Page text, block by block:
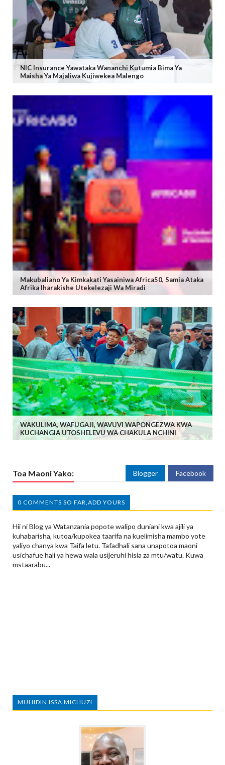
NIC Insurance Yawataka Wananchi Kutumia Bima Ya
Maisha Ya Majaliwa Kujiwekea Malengo
Makubaliano Ya Kimkakati Yasainiwa Africa50, Samia Ataka
Afrika Iharakishe Utekelezaji Wa Miradi
WAKULIMA, WAFUGAJI, WAVUVI WAPONGEZWA KWA
KUCHANGIA UTOSHELEVU WA CHAKULA NCHINI
Toa Maoni Yako: Blogger Facebook
0 COMMENTS SO FAR,ADD YOURS
Hii ni Blog ya Watanzania popote walipo duniani kwa ajili ya
kuhabarisha, kutoa/kupokea taarifa na kuelimisha mambo yote
yaliyo chanya kwa Taifa letu. Tafadhali sana unapotoa maoni
usichafue hali ya hewa wala usijeruhi hisia za mtu/watu. Kuwa
mstaarabu...
MUHIDIN ISSA MICHUZI